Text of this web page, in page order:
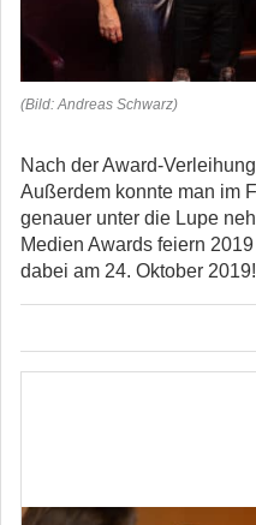
(Bild: Andreas Schwarz)
Nach der Award-
Außerdem konnte man im
genauer unter die Lupe
Medien Awards feiern
dabei am 24. Oktober